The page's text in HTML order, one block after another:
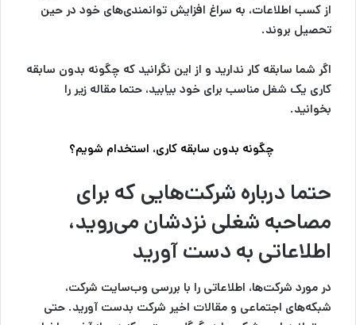
از کسب اطلاعات، به سراغ افزایش توانمندی‌های خود در حین
تحصیل بروند.
اگر شما سابقه کار ندارید و از این نگرانید که چگونه بدون سابقه
کاری یک شغل مناسب برای خود بیابید، حتما مقاله زیر را
بخوانید.
چگونه بدون سابقه کاری، استخدام شویم؟
حتما درباره شرکت‌هایی که برای
مصاحبه شغلی نزدشان می‌روید،
اطلاعاتی به دست آورید
در مورد شرکت‌ها، اطلاعاتی را با بررسی وب‌سایت شرکت،
شبکه‌های اجتماعی و مقالات اخیر شرکت بدست آورید. حتی